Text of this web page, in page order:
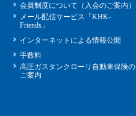
会員制度について（入会のご案内）
メール配信サービス「KHK-
Friends」
インターネットによる情報公開
手数料
高圧ガスタンクローリ自動車保険の
ご案内